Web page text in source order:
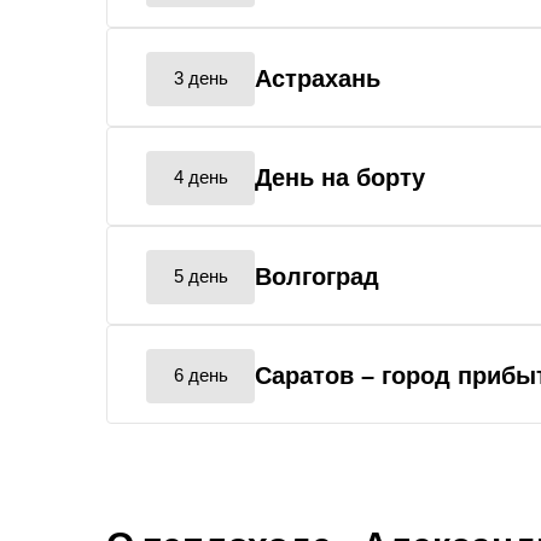
3 день Астрахань
4 день День на борту
5 день Волгоград
6 день Саратов – город